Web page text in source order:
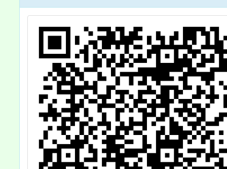
教育研習營』活
動，請查照。
訊息，
同